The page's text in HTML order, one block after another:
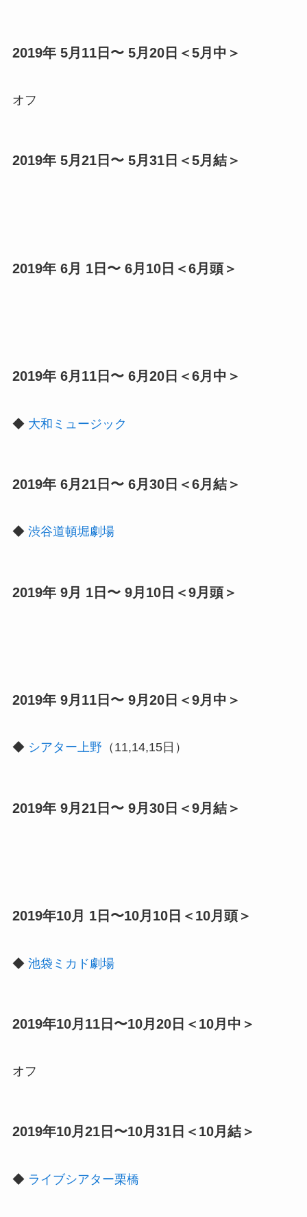
2019年 5月11日〜 5月20日＜5月中＞
オフ
2019年 5月21日〜 5月31日＜5月結＞
2019年 6月 1日〜 6月10日＜6月頭＞
2019年 6月11日〜 6月20日＜6月中＞
◆ 大和ミュージック
2019年 6月21日〜 6月30日＜6月結＞
◆ 渋谷道頓堀劇場
2019年 9月 1日〜 9月10日＜9月頭＞
2019年 9月11日〜 9月20日＜9月中＞
◆ シアター上野 （11,14,15日）
2019年 9月21日〜 9月30日＜9月結＞
2019年10月 1日〜10月10日＜10月頭＞
◆ 池袋ミカド劇場
2019年10月11日〜10月20日＜10月中＞
オフ
2019年10月21日〜10月31日＜10月結＞
◆ ライブシアター栗橋